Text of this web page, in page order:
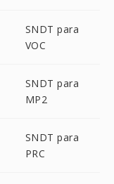
SNDT para
VOC
SNDT para
MP2
SNDT para
PRC